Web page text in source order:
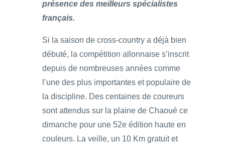
présence des meilleurs spécialistes
français.
Si la saison de cross-country a déjà bien
débuté, la compétition allonnaise s’inscrit
depuis de nombreuses années comme
l’une des plus importantes et populaire de
la discipline. Des centaines de coureurs
sont attendus sur la plaine de Chaoué ce
dimanche pour une 52e édition haute en
couleurs. La veille, un 10 Km gratuit et